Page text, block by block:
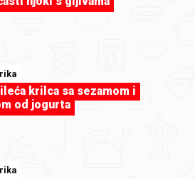
krilca sa sezamom i
od jogurta